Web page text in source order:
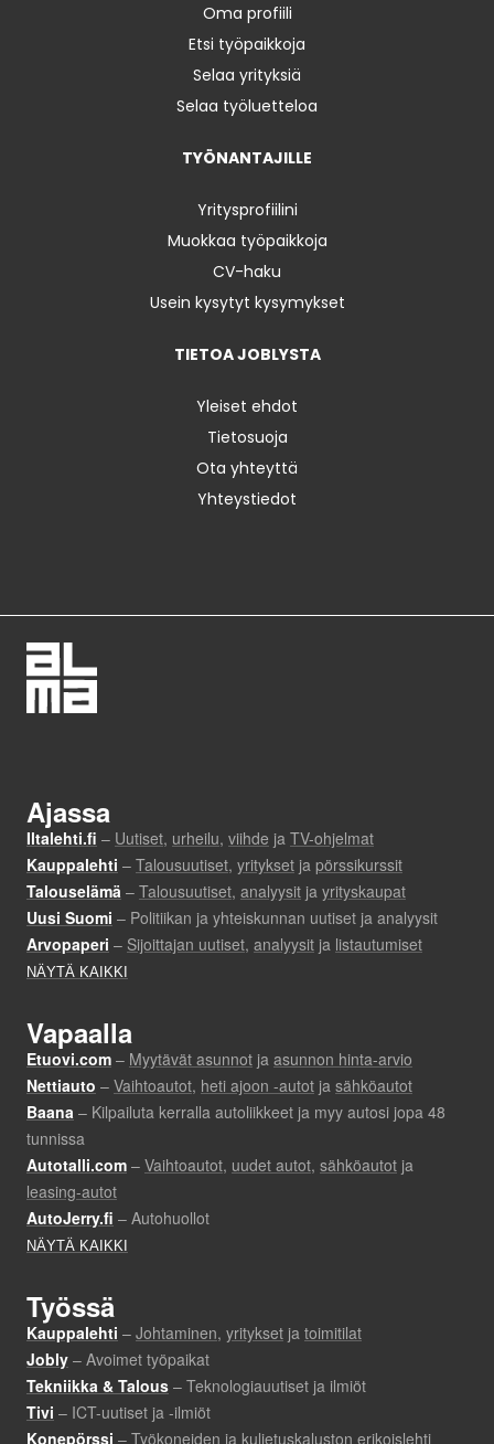
Oma profiili
Etsi työpaikkoja
Selaa yrityksiä
Selaa työluetteloa
TYÖNANTAJILLE
Yritysprofiilini
Muokkaa työpaikkoja
CV-haku
Usein kysytyt kysymykset
TIETOA JOBLYSTA
Yleiset ehdot
Tietosuoja
Ota yhteyttä
Yhteystiedot